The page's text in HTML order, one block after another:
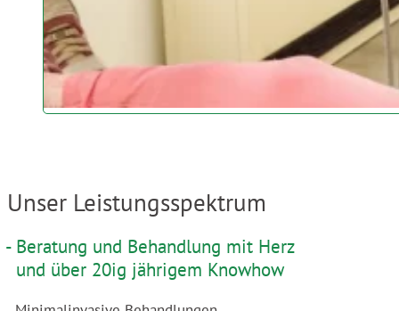
Unser Leistungsspektrum
Beratung und Behandlung mit Herz
und über 20ig jährigem Knowhow